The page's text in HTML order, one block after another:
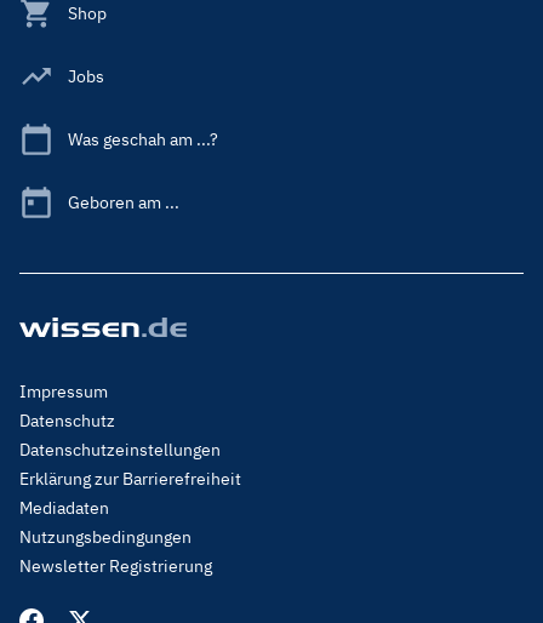
Shop
Jobs
Was geschah am ...?
Geboren am ...
Footer
Menu
Legal
Impressum
Datenschutz
Datenschutzeinstellungen
Erklärung zur Barrierefreiheit
Mediadaten
Nutzungsbedingungen
Newsletter Registrierung